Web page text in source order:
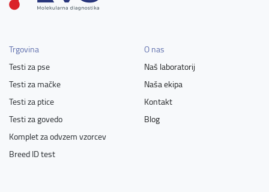
Trgovina
Testi za pse
Testi za mačke
Testi za ptice
Testi za govedo
Komplet za odvzem vzorcev
Breed ID test
O nas
Naš laboratorij
Naša ekipa
Kontakt
Blog